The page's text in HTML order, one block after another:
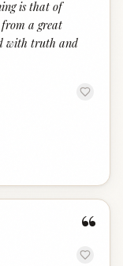
is that of
from a great
with truth and
“